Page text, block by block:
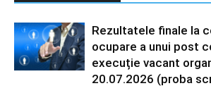
Rezultatele finale la
ocupare a unui post
execuție vacant
20.07.2026 (proba